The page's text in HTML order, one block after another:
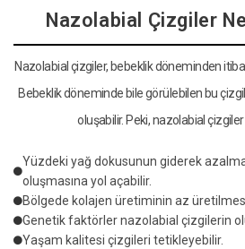
Nazolabial Çizgiler
Nazolabial çizgiler, bebeklik döneminden
Bebeklik döneminde bile görülebilen bu
oluşabilir. Peki, nazolabial
Yüzdeki yağ dokusunun giderek
oluşmasına yol açabilir.
Bölgede kolajen üretiminin az
Genetik faktörler nazolabial çizgilerin
Yaşam kalitesi çizgileri tetikleyebilir.